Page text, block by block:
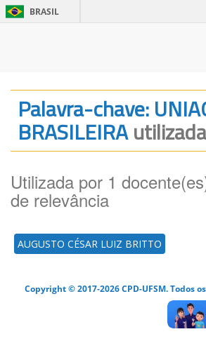
BRASIL
Palavra-chave:
BRASILEIRA
Utilizada por 1
de relevância
AUGUSTO CÉSAR LUIZ BRITTO
Copyright © 2017-2026 CPD-UFSM. Todos